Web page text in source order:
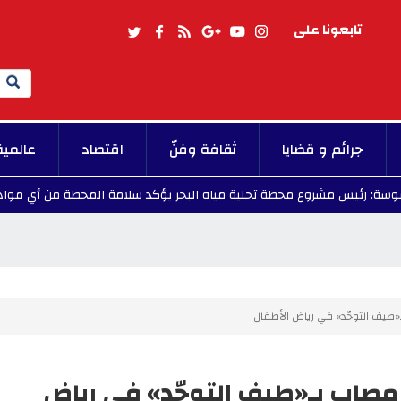
تابعونا على
Search
جرائم و قضايا ثقافة وفنّ اقتصاد
محطة تحلية مياه البحر يؤكد سلامة المحطة من أي مواد خطرة